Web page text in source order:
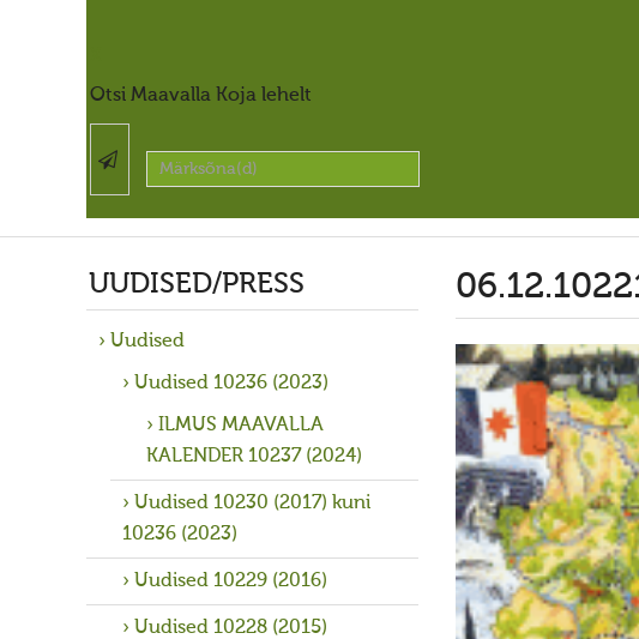
Otsi Maavalla Koja lehelt
UUDISED/PRESS
Uudised
Uudised 10236 (2023)
ILMUS MAAVALLA
KALENDER 10237 (2024)
Uudised 10230 (2017) kuni
10236 (2023)
Uudised 10229 (2016)
Uudised 10228 (2015)